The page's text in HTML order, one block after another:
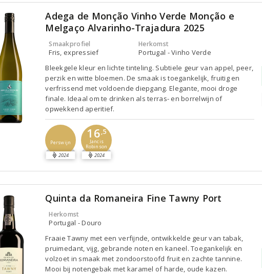
Adega de Monção Vinho Verde Monção e
Melgaço Alvarinho-Trajadura 2025
Smaakprofiel
Fris, expressief
Herkomst
Portugal - Vinho Verde
Bleekgele kleur en lichte tinteling. Subtiele geur van appel, peer,
perzik en witte bloemen. De smaak is toegankelijk, fruitig en
verfrissend met voldoende diepgang. Elegante, mooi droge
finale. Ideaal om te drinken als terras- en borrelwijn of
opwekkend aperitief.
Perswijn
2024
16,5
Jancis
Robinson
2024
Quinta da Romaneira Fine Tawny Port
Herkomst
Portugal - Douro
Fraaie Tawny met een verfijnde, ontwikkelde geur van tabak,
pruimedant, vijg, gebrande noten en kaneel. Toegankelijk en
volzoet in smaak met zondoorstoofd fruit en zachte tannine.
Mooi bij notengebak met karamel of harde, oude kazen.